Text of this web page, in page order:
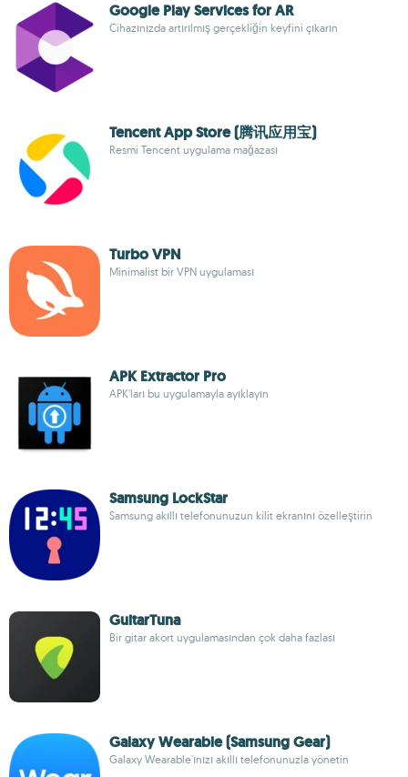
Google Play Services for AR
Cihazınızda artırılmış gerçekliğin keyfini çıkarın
Tencent App Store (腾讯应用宝)
Resmi Tencent uygulama mağazası
Turbo VPN
Minimalist bir VPN uygulaması
APK Extractor Pro
APK'ları bu uygulamayla ayıklayın
Samsung LockStar
Samsung akıllı telefonunuzun kilit ekranını özelleştirin
GuitarTuna
Bir gitar akort uygulamasından çok daha fazlası
Galaxy Wearable (Samsung Gear)
Galaxy Wearable'ınızı akıllı telefonunuzla yönetin